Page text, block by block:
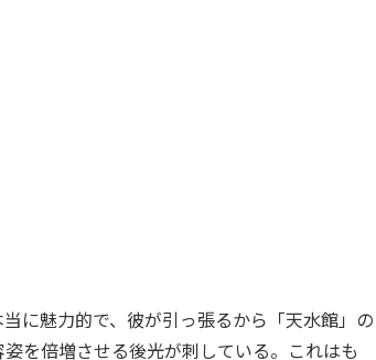
に魅力的で、彼が引っ張るから「天水館」の
を倍増させる後光が刺している。これはも